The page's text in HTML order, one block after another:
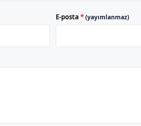
E-posta *(yayımlanmaz)